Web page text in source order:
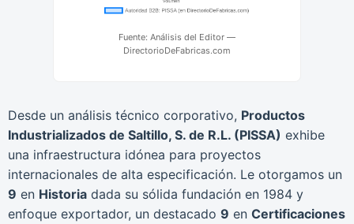
Fuente: Análisis del Editor —
DirectorioDeFabricas.com
Desde un análisis técnico corporativo, Productos
Industrializados de Saltillo, S. de R.L. (PISSA) exhibe
una infraestructura idónea para proyectos
internacionales de alta especificación. Le otorgamos un
9 en Historia dada su sólida fundación en 1984 y
enfoque exportador, un destacado 9 en Certificaciones